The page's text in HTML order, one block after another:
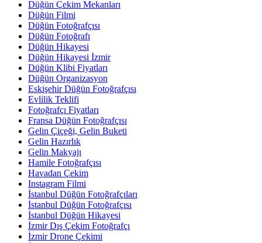
Düğün Çekim Mekanları
Düğün Filmi
Düğün Fotoğrafçısı
Düğün Fotoğrafı
Düğün Hikayesi
Düğün Hikayesi İzmir
Düğün Klibi Fiyatları
Düğün Organizasyon
Eskişehir Düğün Fotoğrafçısı
Evlilik Teklifi
Fotoğrafçı Fiyatları
Fransa Düğün Fotoğrafçısı
Gelin Çiçeği, Gelin Buketi
Gelin Hazırlık
Gelin Makyajı
Hamile Fotoğrafçısı
Havadan Çekim
Instagram Filmi
İstanbul Düğün Fotoğrafçıları
İstanbul Düğün Fotoğrafçısı
İstanbul Düğün Hikayesi
İzmir Dış Çekim Fotoğrafçı
İzmir Drone Çekimi